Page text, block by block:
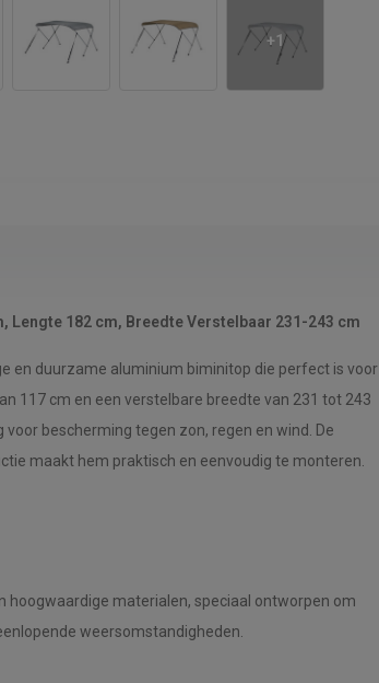
+1
Lengte 182 cm, Breedte Verstelbaar 231-243 cm
en duurzame aluminium biminitop die perfect is voor
117 cm en een verstelbare breedte van 231 tot 243
bescherming tegen zon, regen en wind. De
maakt hem praktisch en eenvoudig te monteren.
hoogwaardige materialen, speciaal ontworpen om
weersomstandigheden.